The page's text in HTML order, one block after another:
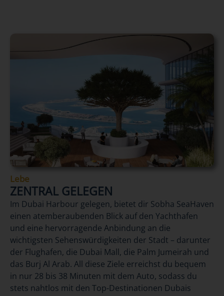
Lebe
ZENTRAL GELEGEN
Im Dubai Harbour gelegen, bietet dir Sobha SeaHaven
einen atemberaubenden Blick auf den Yachthafen
und eine hervorragende Anbindung an die
wichtigsten Sehenswürdigkeiten der Stadt – darunter
der Flughafen, die Dubai Mall, die Palm Jumeirah und
das Burj Al Arab. All diese Ziele erreichst du bequem
in nur 28 bis 38 Minuten mit dem Auto, sodass du
stets nahtlos mit den Top-Destinationen Dubais